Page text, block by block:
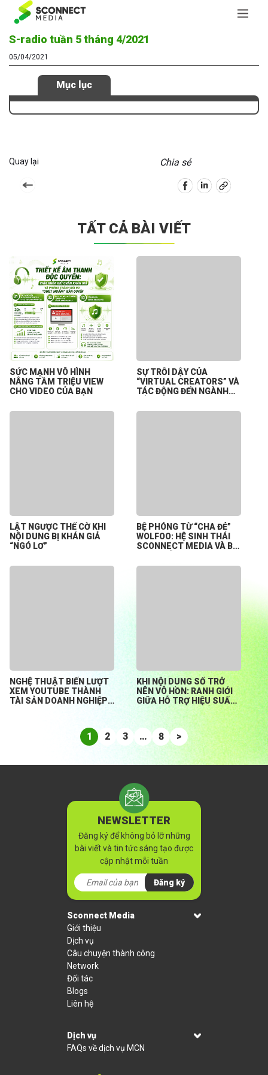
S-radio tuần 5 tháng 4/2021
05/04/2021
Mục lục
Quay lại Chia sẻ
TẤT CẢ BÀI VIẾT
SỨC MẠNH VÔ HÌNH
NÂNG TẦM TRIỆU VIEW
CHO VIDEO CỦA BẠN
SỰ TRỖI DẬY CỦA
“VIRTUAL CREATORS” VÀ
TÁC ĐỘNG ĐẾN NGÀNH
SỐ
LẬT NGƯỢC THẾ CỜ KHI
NỘI DUNG BỊ KHÁN GIẢ
“NGÓ LƠ”
BỆ PHÓNG TỪ “CHA ĐẺ”
WOLFOO: HỆ SINH THÁI
SCONNECT MEDIA VÀ BÀI
KHỞI NGHIỆP TỪ CON SỐ
NGHỆ THUẬT BIẾN LƯỢT
XEM YOUTUBE THÀNH
TÀI SẢN DOANH NGHIỆP
KHI NỘI DUNG SỐ TRỞ
NÊN VÔ HỒN: RANH GIỚI
GIỮA HỖ TRỢ HIỆU SUẤT
HAY ĐÁNH MẤT BẢN
1 2 3 … 8 >
NEWSLETTER
Đăng ký để không bỏ lỡ những
bài viết và tin tức sáng tạo được
cập nhật mỗi tuần
Đăng ký
Sconnect Media
Giới thiệu
Dịch vụ
Câu chuyện thành công
Network
Đối tác
Blogs
Liên hệ
Dịch vụ
FAQs về dịch vụ MCN